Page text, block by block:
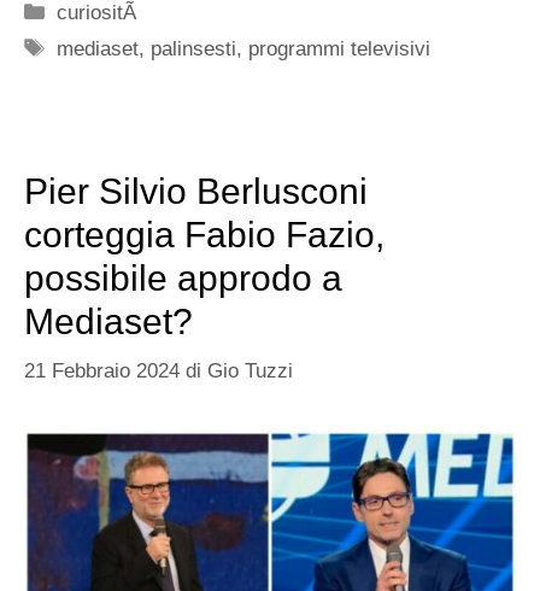
Categorie
curiositÃ
Tag
mediaset, palinsesti, programmi televisivi
Pier Silvio Berlusconi
corteggia Fabio Fazio,
possibile approdo a
Mediaset?
21 Febbraio 2024 di Gio Tuzzi